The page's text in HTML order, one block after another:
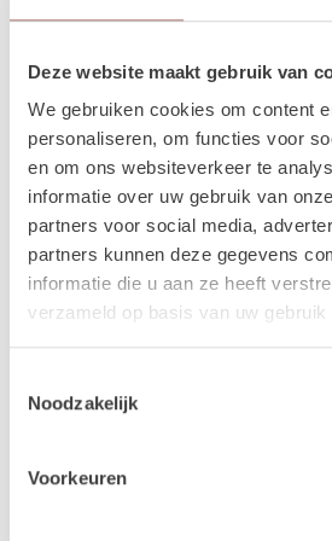
Deze website maakt gebruik van
We gebruiken cookies om content
personaliseren, om functies voor
en om ons websiteverkeer te
informatie over uw gebruik van
partners voor social media,
partners kunnen deze gegevens
informatie die u aan ze heeft
verzameld op basis van uw gebruik
Noodzakelijk
Voorkeuren
meegeleverd.
Andere manieren
backdrop te
Deze backdrop is super veelzijdig
plekken worden ingezet:
Achter de taarttafel – staat
Als welkomstpoort bij een
dinertafel achter het
Zo haal je echt alles uit één backdrop.